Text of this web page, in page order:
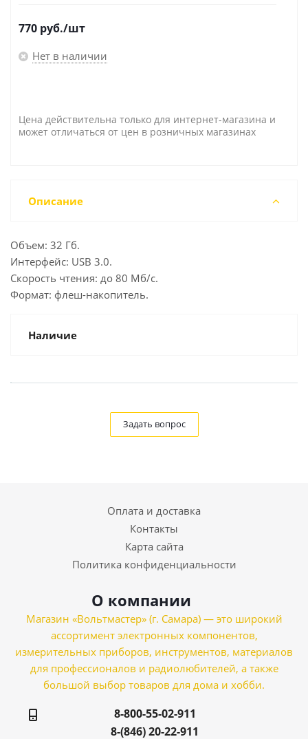
770 руб./шт
Нет в наличии
Цена действительна только для интернет-магазина и
может отличаться от цен в розничных магазинах
Описание
Объем: 32 Гб.
Интерфейс: USB 3.0.
Скорость чтения: до 80 Мб/с.
Формат: флеш-накопитель.
Наличие
Задать вопрос
Оплата и доставка
Контакты
Карта сайта
Политика конфиденциальности
О компании
Магазин «Вольтмастер» (г. Самара) — это широкий
ассортимент электронных компонентов,
измерительных приборов, инструментов, материалов
для профессионалов и радиолюбителей, а также
большой выбор товаров для дома и хобби.
8-800-55-02-911
8-(846) 20-22-911